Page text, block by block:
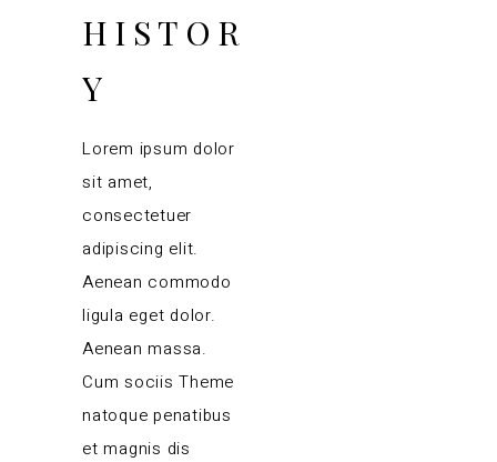
HISTOR
Y
Lorem ipsum dolor
sit amet,
consectetuer
adipiscing elit.
Aenean commodo
ligula eget dolor.
Aenean massa.
Cum sociis Theme
natoque penatibus
et magnis dis